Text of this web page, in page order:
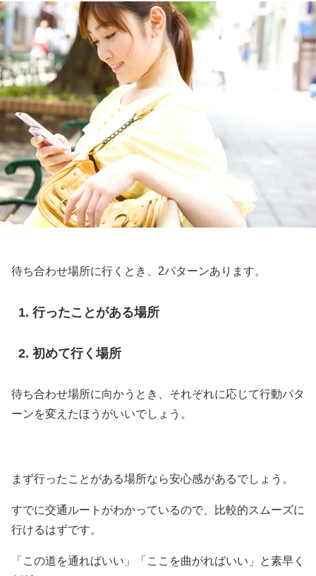
待ち合わせ場所に行くとき、2パターンあります。
行ったことがある場所
初めて行く場所
待ち合わせ場所に向かうとき、それぞれに応じて行動パタ
ーンを変えたほうがいいでしょう。
まず行ったことがある場所なら安心感があるでしょう。
すでに交通ルートがわかっているので、比較的スムーズに
行けるはずです。
「この道を通ればいい」「ここを曲がればいい」と素早く